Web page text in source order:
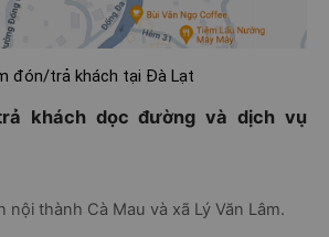
đón/trả khách tại Đà Lạt
khách dọc đường và dịch vụ
nội thành Cà Mau và xã Lý Văn Lâm.